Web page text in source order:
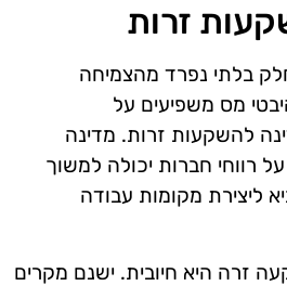
זרות
בלתי נפרד מהצמיחה
מס משפיעים על
להשקעות זרות. מדינה
רווחי חברות יכולה למשוך
ליצירת מקומות עבודה
זרה היא חיובית. ישנם מקרים